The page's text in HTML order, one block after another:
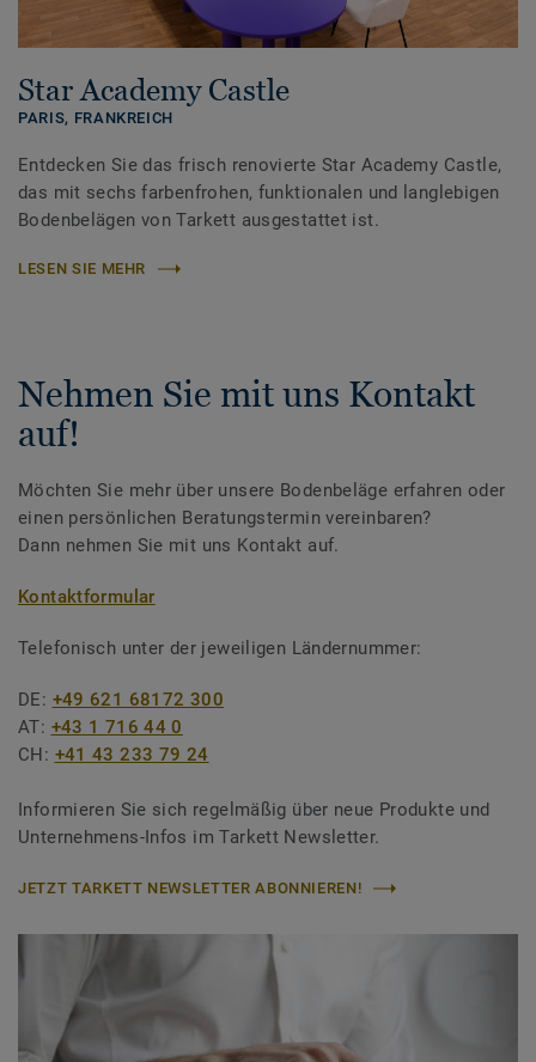
Star Academy Castle
PARIS, FRANKREICH
Entdecken Sie das frisch renovierte Star Academy Castle,
das mit sechs farbenfrohen, funktionalen und langlebigen
Bodenbelägen von Tarkett ausgestattet ist.
LESEN SIE MEHR
Nehmen Sie mit uns Kontakt
auf!
Möchten Sie mehr über unsere Bodenbeläge erfahren oder
einen persönlichen Beratungstermin vereinbaren?
Dann nehmen Sie mit uns Kontakt auf.
Kontaktformular
Telefonisch unter der jeweiligen Ländernummer:
DE: +49 621 68172 300
AT: +43 1 716 44 0
CH: +41 43 233 79 24
Informieren Sie sich regelmäßig über neue Produkte und
Unternehmens-Infos im Tarkett Newsletter.
JETZT TARKETT NEWSLETTER ABONNIEREN!